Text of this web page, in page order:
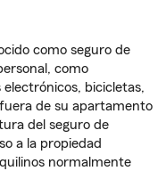
como seguro de
como
bicicletas,
de su apartamento
del seguro de
a la propiedad
normalmente